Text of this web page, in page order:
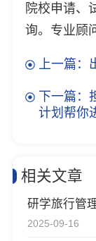
院校申请、
询。专业顾
上一篇：
下一篇：
计划帮你
相关文章
研学旅行管
2025-09-16